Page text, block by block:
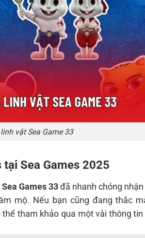
vật Sea Game 33
Sea Games 2025
Sea Games 33 đã nhanh chóng
mộ. Nếu bạn cũng đang thắc
tham khảo qua một vài thông